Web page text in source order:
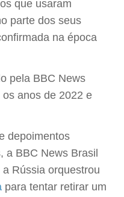
que usaram
parte dos seus
na época
pela BBC News
anos de 2022 e
depoimentos
a BBC News Brasil
Rússia orquestrou
para tentar retirar um